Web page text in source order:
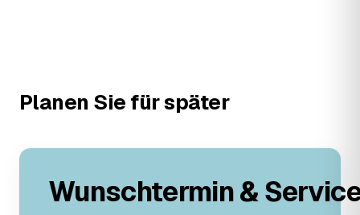
Planen Sie für später
Wunschtermin &